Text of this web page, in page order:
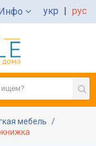
укр | рус
мебель